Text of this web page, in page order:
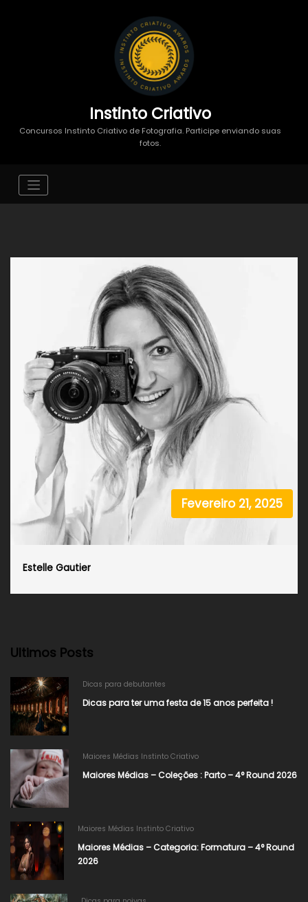
Instinto Criativo
Concursos Instinto Criativo de Fotografia. Participe enviando suas
fotos.
Fevereiro 21, 2025
Estelle Gautier
Ultimos Posts
Dicas para debutantes
Dicas para ter uma festa de 15 anos perfeita !
Maiores Médias Instinto Criativo
Maiores Médias – Coleções : Parto – 4° Round 2026
Maiores Médias Instinto Criativo
Maiores Médias – Categoria: Formatura – 4° Round
2026​